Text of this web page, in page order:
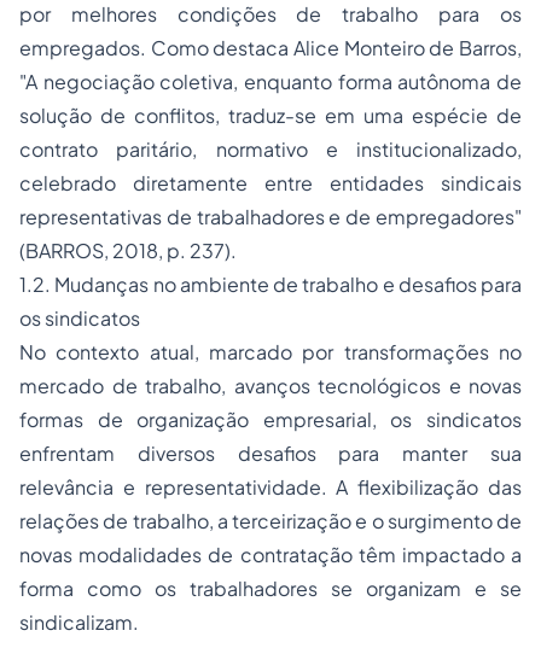
por melhores condições de trabalho para os
empregados. Como destaca Alice Monteiro de Barros,
"A negociação coletiva, enquanto forma autônoma de
solução de conflitos, traduz-se em uma espécie de
contrato paritário, normativo e institucionalizado,
celebrado diretamente entre entidades sindicais
representativas de trabalhadores e de empregadores"
(BARROS, 2018, p. 237).
1.2. Mudanças no ambiente de trabalho e desafios para
os sindicatos
No contexto atual, marcado por transformações no
mercado de trabalho, avanços tecnológicos e novas
formas de organização empresarial, os sindicatos
enfrentam diversos desafios para manter sua
relevância e representatividade. A flexibilização das
relações de trabalho, a terceirização e o surgimento de
novas modalidades de contratação têm impactado a
forma como os trabalhadores se organizam e se
sindicalizam.